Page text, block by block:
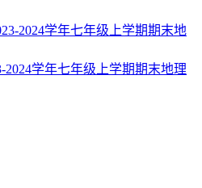
2024学年七年级上学期期末地理